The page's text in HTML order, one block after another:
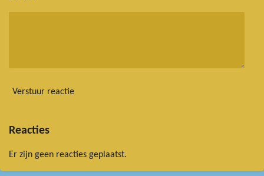
Verstuur reactie
Reacties
Er zijn geen reacties geplaatst.